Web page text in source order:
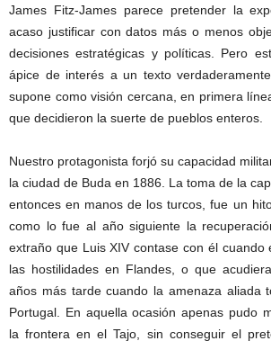
James Fitz-James parece pretender la
acaso justificar con datos más o menos
decisiones estratégicas y políticas. Pero
ápice de interés a un texto
supone como visión cercana, en primera
que decidieron la suerte de pueblos enteros.
Nuestro protagonista forjó su capacidad
la ciudad de Buda en 1886. La toma de la
entonces en manos de los turcos, fue un
como lo fue al año siguiente la
extraño que Luis XIV contase con él cuando
las hostilidades en Flandes, o que
años más tarde cuando la amenaza aliada
Portugal. En aquella ocasión apenas pudo
la frontera en el Tajo, sin conseguir el